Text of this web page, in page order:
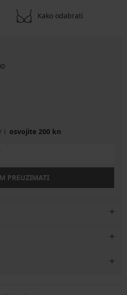
Kako odabrati
i osvojite 200 kn
PREUZIMATI